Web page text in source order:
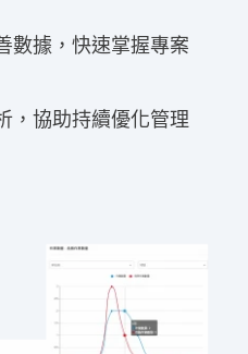
數據，快速掌握專案
，協助持續優化管理